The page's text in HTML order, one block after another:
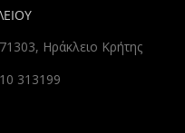
Ηράκλειο Κρήτης
313199